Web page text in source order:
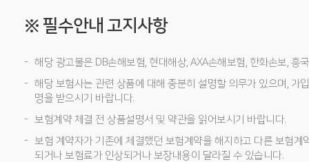
※ 필수안내 고지사항
해당 광고물은 DB손해보험, 현대해상, AXA손해보험, 한화손보, 흥
해당 보험사는 관련 상품에 대해 충분히 설명할 의무가 있으며, 가
명을 받으시기 바랍니다.
보험계약 체결 전 상품설명서 및 약관을 읽어보시기 바랍니다.
보험 계약자가 기존에 체결했던 보험계약을 해지하고 다른 보험계
되거나 보험료가 인상되거나 보장내용이 달라질 수 있습니다.